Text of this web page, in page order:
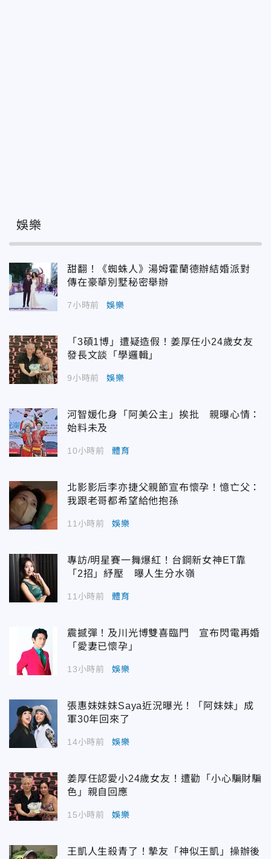
娛樂
甜翻！《蜘蛛人》湯姆霍蘭德辦結婚派對
傳在豪華別墅秘密舉辦
7小時前 娛樂
「3碩1博」遭疑造假！姜厚任小24歲女友
發長文談「學邏輯」
9小時前 娛樂
河智媛化身「阿美公主」挨批 親曝心情：
始料未及
10小時前 體育
北影影后李亦捷父親節宣布懷孕！憶亡父：
我跟老哥都希望給他抱孫
11小時前 娛樂
專訪/明星賽一舞爆紅！台鋼新女神ET靠
「2招」紓壓 曝人生分水嶺
11小時前 體育
震撼彈！及川光博雙喜臨門 宣布閃電再婚
「愛妻已懷孕」
13小時前 娛樂
張惠妹妹妹Saya近況曝光！「阿妹妹」成
軍30年回來了
14小時前 娛樂
姜厚任認愛小24歲女友！遭勸「小心騙財騙
色」親自回應
15小時前 娛樂
王凱人生殺青了！摯友「神似王凱」操辦後